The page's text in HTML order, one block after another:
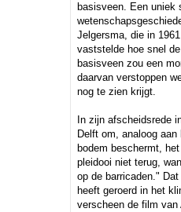
basisveen. Een uniek
Jelgersma, die in
vaststelde hoe snel
basisveen zou een
daarvan verstoppen
nog te zien krijgt.
In zijn afscheidsrede
Delft om, analoog
bodem beschermt,
pleidooi niet terug,
op de barricaden."
heeft geroerd in het
verscheen de film